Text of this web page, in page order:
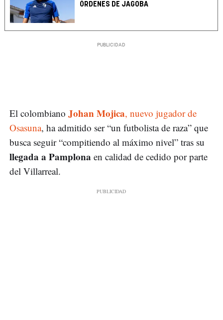
ÓRDENES DE JAGOBA
El colombiano Johan Mojica, nuevo jugador de
Osasuna, ha admitido ser “un futbolista de raza” que
busca seguir “compitiendo al máximo nivel” tras su
llegada a Pamplona en calidad de cedido por parte
del Villarreal.